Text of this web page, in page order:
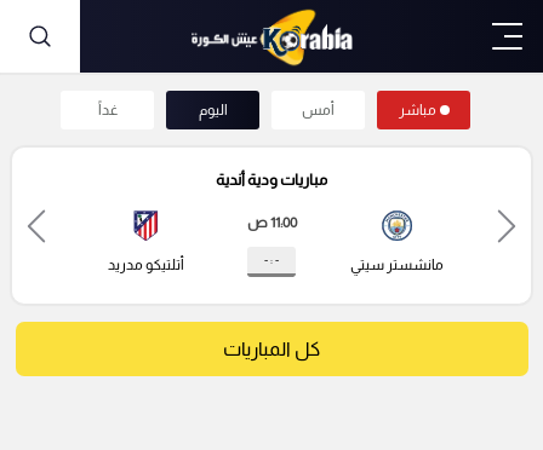
مباشر أمس اليوم غداً
مباريات ودية أندية
مانشستر سيتي
11:00 ص
- : - أتلتيكو مدريد
كل المباريات